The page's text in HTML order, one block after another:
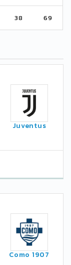
38 69
Juventus
Como 1907